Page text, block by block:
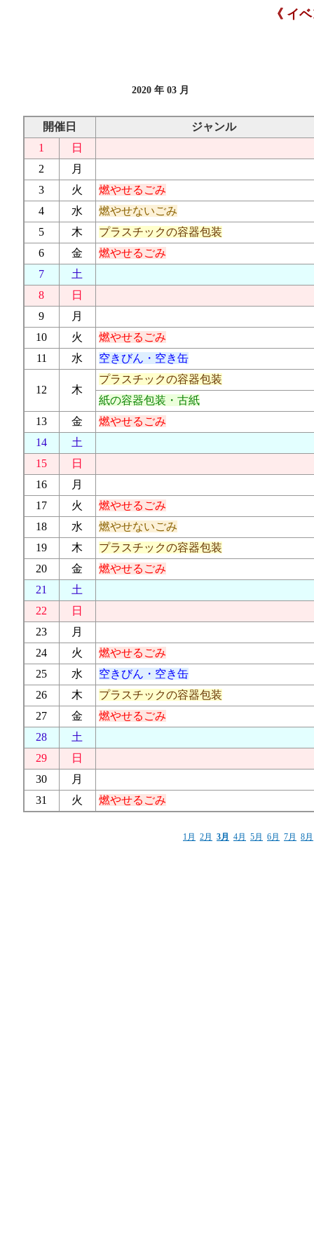
《 イ
2020 年 03 月
開催日
ジャンル
1
日
2
月
3
火
燃やせるごみ
4
水
燃やせないごみ
5
木
プラスチックの容器包装
6
金
燃やせるごみ
7
土
8
日
9
月
10
火
燃やせるごみ
11
水 空きびん・空き缶
12 木
プラスチックの容器包装
紙の容器包装・古紙
13
金
燃やせるごみ
14
土
15
日
16
月
17
火
燃やせるごみ
18
水
燃やせないごみ
19
木
プラスチックの容器包装
20
金
燃やせるごみ
21
土
22
日
23
月
24
火
燃やせるごみ
25
水
空きびん・空き缶
26
木
プラスチックの容器包装
27
金
燃やせるごみ
28
土
29
日
30
月
31
火 燃やせるごみ
1月 2月 3月 4月 5月 6月 7月 8月